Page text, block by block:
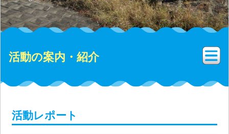
活動の案内・紹介
活動レポート